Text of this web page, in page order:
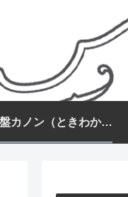
常盤カノン（ときわかのん）